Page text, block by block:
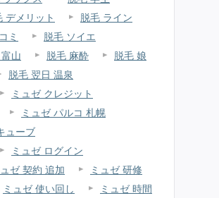
デメリット
脱毛 ライン
ミ
脱毛 ソイエ
山 脱毛 麻酔
脱毛 娘
脱毛 翌日 温泉
ミュゼ クレジット
ミュゼ パルコ 札幌
ューブ
ミュゼ ログイン
ゼ 契約 追加
ミュゼ 研修
ミュゼ 使い回し
ミュゼ 時間